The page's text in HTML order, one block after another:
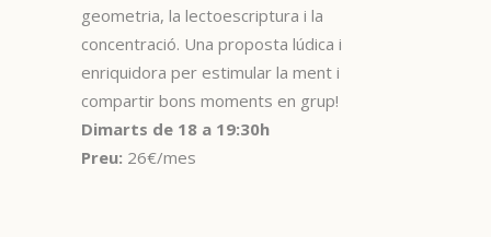
geometria, la lectoescriptura i la
concentració. Una proposta lúdica i
enriquidora per estimular la ment i
compartir bons moments en grup!
Dimarts de 18 a 19:30h
Preu: 26€/mes